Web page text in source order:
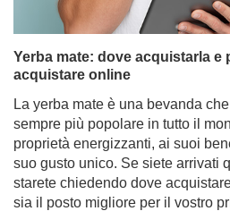
Yerba mate: dove acquistarla e
acquistare online
La yerba mate è una bevanda
sempre più popolare in tutto il
proprietà energizzanti, ai suoi
suo gusto unico. Se siete arrivati
starete chiedendo dove
sia il posto migliore per il vostro